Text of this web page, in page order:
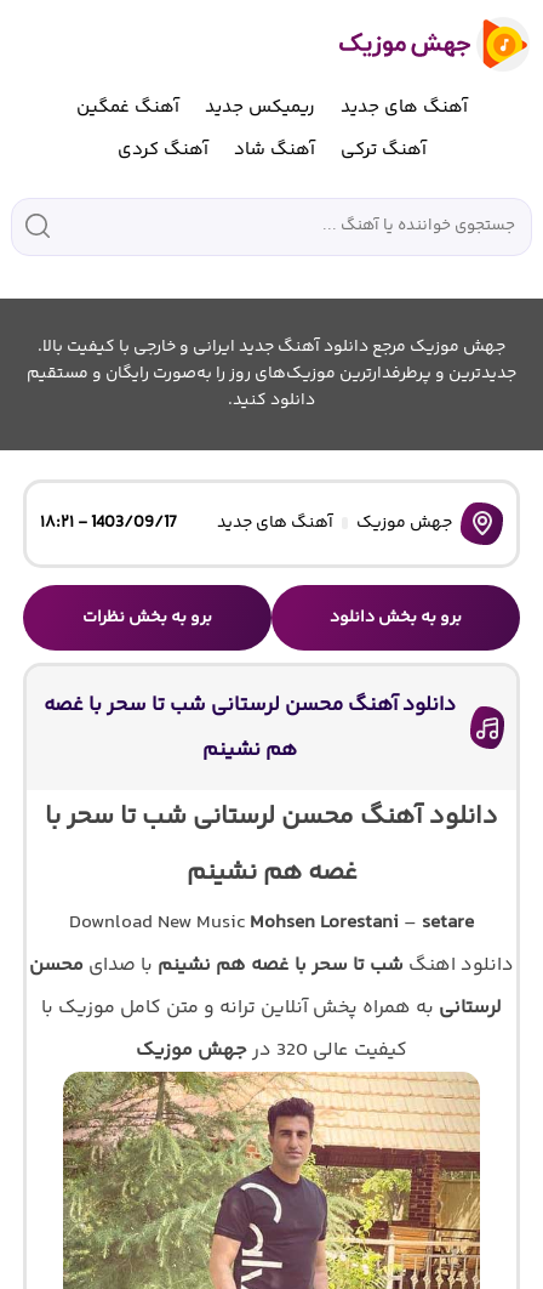
آهنگ های جدید ریمیکس جدید
آهنگ غمگین
آهنگ ترکی
آهنگ شاد آهنگ کردی
جهش موزیک مرجع دانلود آهنگ جدید ایرانی و خارجی با کیفیت بالا.
جدیدترین و پرطرفدارترین موزیک‌های روز را به‌صورت رایگان و مستقیم
دانلود کنید.
جهش موزیک آهنگ های جدید 1403/09/17 - ۱۸:۲۱
برو به بخش دانلود برو به بخش نظرات
دانلود آهنگ محسن لرستانی شب تا سحر با غصه
هم نشینم
دانلود آهنگ محسن لرستانی شب تا سحر با
غصه هم نشینم
Download New Music Mohsen Lorestani – setare
دانلود اهنگ شب تا سحر با غصه هم نشینم با صدای محسن
لرستانی به همراه پخش آنلاین ترانه و متن کامل موزیک با
کیفیت عالی 320 در
جهش موزیک